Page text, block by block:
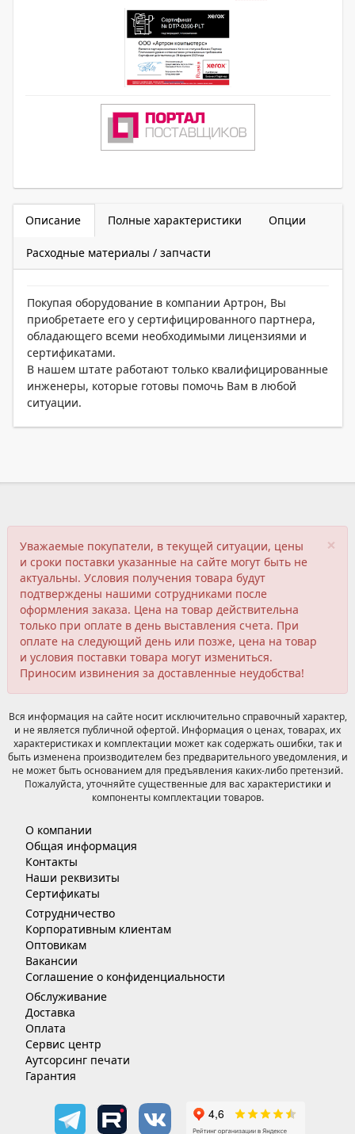
Описание Полные характеристики Опции
Расходные материалы / запчасти
Покупая оборудование в компании Артрон, Вы
приобретаете его у сертифицированного партнера,
обладающего всеми необходимыми лицензиями и
сертификатами.
В нашем штате работают только квалифицированные
инженеры, которые готовы помочь Вам в любой
ситуации.
×
Уважаемые покупатели, в текущей ситуации, цены
и сроки поставки указанные на сайте могут быть не
актуальны. Условия получения товара будут
подтверждены нашими сотрудниками после
оформления заказа. Цена на товар действительна
только при оплате в день выставления счета. При
оплате на следующий день или позже, цена на товар
и условия поставки товара могут измениться.
Приносим извинения за доставленные неудобства!
Вся информация на сайте носит исключительно справочный характер,
и не является публичной офертой. Информация о ценах, товарах, их
характеристиках и комплектации может как содержать ошибки, так и
быть изменена производителем без предварительного уведомления, и
не может быть основанием для предъявления каких-либо претензий.
Пожалуйста, уточняйте существенные для вас характеристики и
компоненты комплектации товаров.
О компании
Общая информация
Контакты
Наши реквизиты
Сертификаты
Сотрудничество
Корпоративным клиентам
Оптовикам
Вакансии
Соглашение о конфиденциальности
Обслуживание
Доставка
Оплата
Сервис центр
Аутсорсинг печати
Гарантия